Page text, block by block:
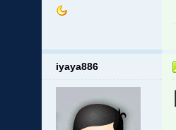
iyaya886